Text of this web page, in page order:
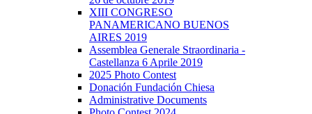
XIII CONGRESO
PANAMERICANO BUENOS
AIRES 2019
Assemblea Generale Straordinaria -
Castellanza 6 Aprile 2019
2025 Photo Contest
Donación Fundación Chiesa
Administrative Documents